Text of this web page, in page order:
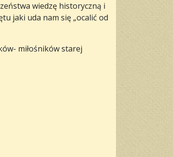
wiedzę historyczną i
jaki uda nam się „ocalić od
miłośników starej